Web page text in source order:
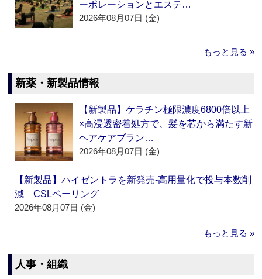
ーポレーションとエステ…
2026年08月07日 (金)
もっと見る »
新薬・新製品情報
【新製品】ケラチン極限濃度6800倍以上
×高浸透密着処方で、髪を芯から満たす新
ヘアケアブラン…
2026年08月07日 (金)
【新製品】ハイゼントラを新発売‐高用量化で投与本数削
減 CSLベーリング
2026年08月07日 (金)
もっと見る »
人事・組織